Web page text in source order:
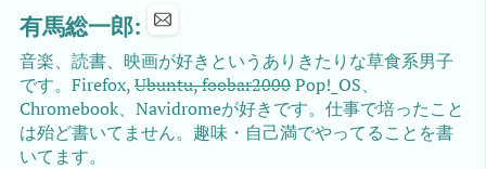
有馬総一郎:
音楽、読書、映画が好きというありきたりな草食系男子
です。Firefox,Ubuntu, foobar2000Pop!_OS、
Chromebook、Navidromeが好きです。仕事で培ったこと
は殆ど書いてません。趣味・自己満でやってることを書
いてます。